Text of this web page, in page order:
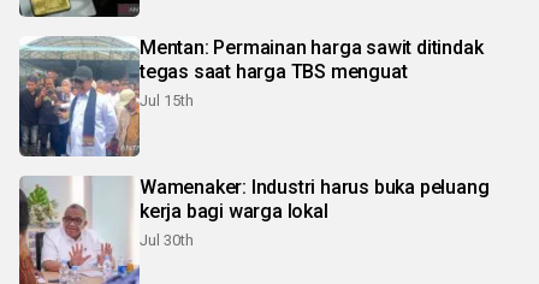
Mentan: Permainan harga sawit ditindak
tegas saat harga TBS menguat
Jul 15th
Wamenaker: Industri harus buka peluang
kerja bagi warga lokal
Jul 30th